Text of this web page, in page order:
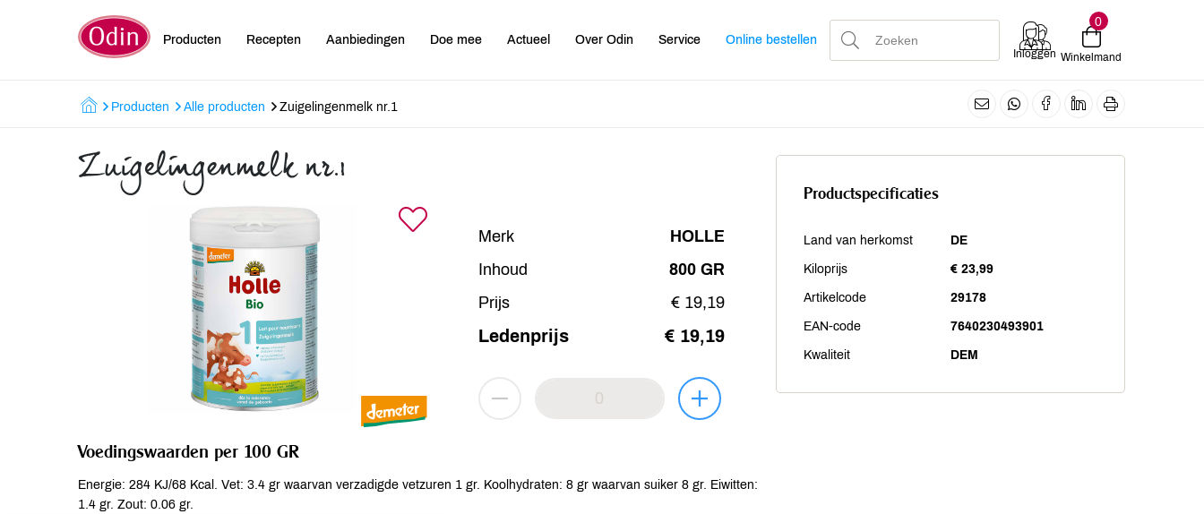
Producten Recepten Aanbiedingen Doe mee Actueel Over Odin Service Online bestellen
Inloggen
0
Winkelmand
Producten Alle producten Zuigelingenmelk nr.1
Zuigelingenmelk nr.1
Merk
HOLLE
Inhoud
800 GR
Prijs
€ 19,19
Ledenprijs € 19,19
Voedingswaarden per 100 GR
Energie: 284 KJ/68 Kcal. Vet: 3.4 gr waarvan verzadigde vetzuren 1 gr. Koolhydraten: 8 gr waarvan suiker 8 gr. Eiwitten:
1.4 gr. Zout: 0.06 gr.
Productspecificaties
Land van herkomst DE
Kiloprijs € 23,99
Artikelcode 29178
EAN-code 7640230493901
Kwaliteit DEM